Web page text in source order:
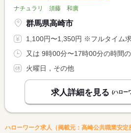
ナチュラリ 須藤 和廣
群馬県高崎市
1,100円〜1,350円 ※フルタイム求人の場合は月額（換算額）、パ
火曜日，その他
求人詳細を見る (ハロー
ハローワーク求人（掲載元：高崎公共職業安定